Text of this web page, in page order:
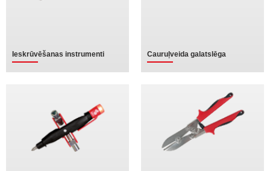
Ieskrūvēšanas instrumenti Cauruļveida galatslēga